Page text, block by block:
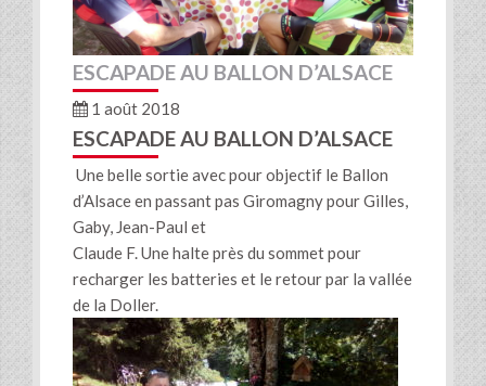
ESCAPADE AU BALLON D’ALSACE
1 août 2018
ESCAPADE AU BALLON D’ALSACE
Une belle sortie avec pour objectif le Ballon
d’Alsace en passant pas Giromagny pour Gilles,
Gaby, Jean-Paul et
Claude F. Une halte près du sommet pour
recharger les batteries et le retour par la vallée
de la Doller.